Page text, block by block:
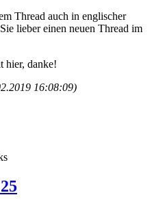
Thread auch in englischer
lieber einen neuen Thread im
hier, danke!
16:08:09)